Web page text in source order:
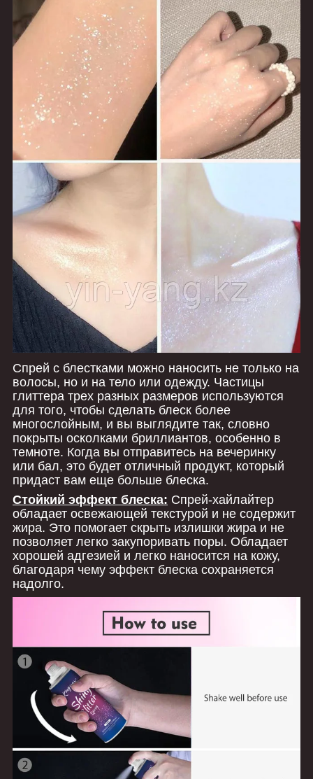
Спрей с блестками можно наносить не только на
волосы, но и на тело или одежду. Частицы
глиттера трех разных размеров используются
для того, чтобы сделать блеск более
многослойным, и вы выглядите так, словно
покрыты осколками бриллиантов, особенно в
темноте. Когда вы отправитесь на вечеринку
или бал, это будет отличный продукт, который
придаст вам еще больше блеска.
Стойкий эффект блеска: Спрей-хайлайтер
обладает освежающей текстурой и не содержит
жира. Это помогает скрыть излишки жира и не
позволяет легко закупоривать поры. Обладает
хорошей адгезией и легко наносится на кожу,
благодаря чему эффект блеска сохраняется
надолго.